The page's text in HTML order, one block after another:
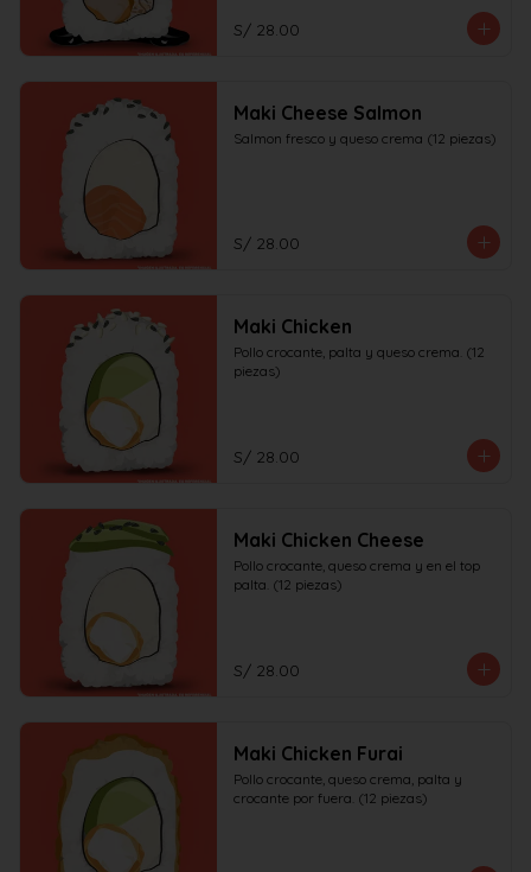
S/ 28.00
Maki Cheese Salmon
Salmon fresco y queso crema (12 piezas)
S/ 28.00
Maki Chicken
Pollo crocante, palta y queso crema. (12
piezas)
S/ 28.00
Maki Chicken Cheese
Pollo crocante, queso crema y en el top
palta. (12 piezas)
S/ 28.00
Maki Chicken Furai
Pollo crocante, queso crema, palta y
crocante por fuera. (12 piezas)